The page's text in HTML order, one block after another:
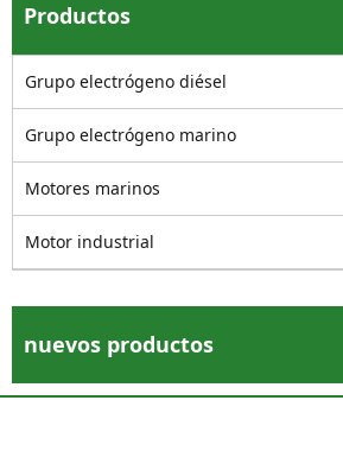
Productos
Grupo electrógeno diésel
Grupo electrógeno marino
Motores marinos
Motor industrial
nuevos productos